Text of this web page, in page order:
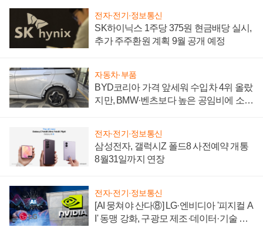
전자·전기·정보통신
SK하이닉스 1주당 375원 현금배당 실시,
추가 주주환원 계획 9월 공개 예정
자동차·부품
BYD코리아 가격 앞세워 수입차 4위 올랐
지만, BMW·벤츠보다 높은 공임비에 소비
전자·전기·정보통신
삼성전자, 갤럭시Z 폴드8 사전예약 개통
8월31일까지 연장
전자·전기·정보통신
[AI 뭉쳐야 산다⑧] LG·엔비디아 '피지컬 A
I' 동맹 강화, 구광모 제조·데이터·기술 결